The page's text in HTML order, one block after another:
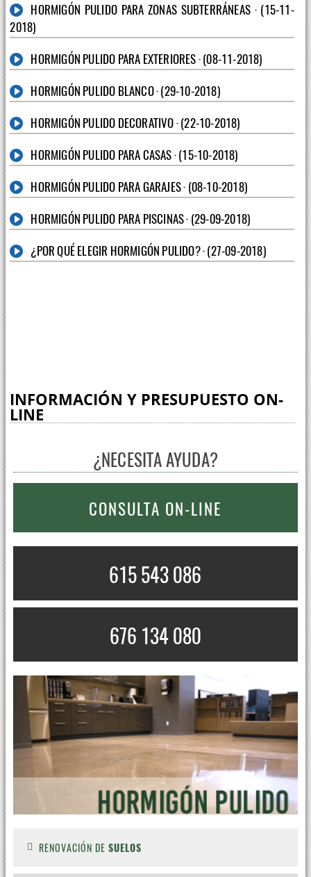
HORMIGÓN PULIDO PARA ZONAS SUBTERRÁNEAS · (15-11-
2018)
HORMIGÓN PULIDO PARA EXTERIORES · (08-11-2018)
HORMIGÓN PULIDO BLANCO · (29-10-2018)
HORMIGÓN PULIDO DECORATIVO · (22-10-2018)
HORMIGÓN PULIDO PARA CASAS · (15-10-2018)
HORMIGÓN PULIDO PARA GARAJES · (08-10-2018)
HORMIGÓN PULIDO PARA PISCINAS · (29-09-2018)
¿POR QUÉ ELEGIR HORMIGÓN PULIDO? · (27-09-2018)
INFORMACIÓN Y PRESUPUESTO ON-
LINE
¿NECESITA AYUDA?
CONSULTA ON-LINE
615 543 086
676 134 080
RENOVACIÓN DE SUELOS